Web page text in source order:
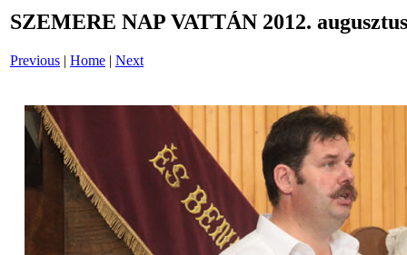
SZEMERE NAP VATTÁN 2012.
Previous | Home | Next